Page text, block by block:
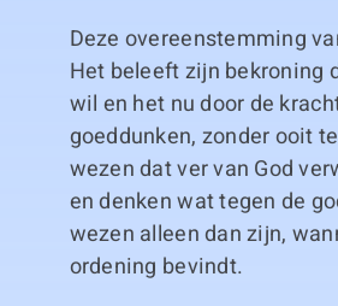
Deze overeenstemming
Het beleeft zijn bekroning
wil en het nu door de
goeddunken, zonder ooit
wezen dat ver van God
en denken wat tegen de
wezen alleen dan zijn,
ordening bevindt.